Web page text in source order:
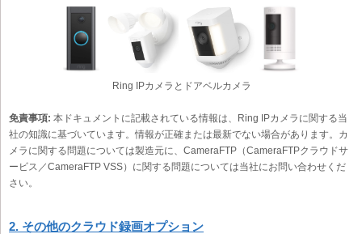
Ring IPカメラとドアベルカメラ
免責事項: 本ドキュメントに記載されている情報は、Ring IPカメラに関する当
社の知識に基づいています。情報が正確または最新でない場合があります。カ
メラに関する問題については製造元に、CameraFTP（CameraFTPクラウドサ
ービス／CameraFTP VSS）に関する問題については当社にお問い合わせくだ
さい。
2. その他のクラウド録画オプション